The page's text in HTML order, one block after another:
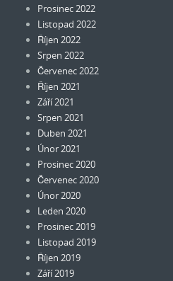
Prosinec 2022
Listopad 2022
Říjen 2022
Srpen 2022
Červenec 2022
Říjen 2021
Září 2021
Srpen 2021
Duben 2021
Únor 2021
Prosinec 2020
Červenec 2020
Únor 2020
Leden 2020
Prosinec 2019
Listopad 2019
Říjen 2019
Září 2019